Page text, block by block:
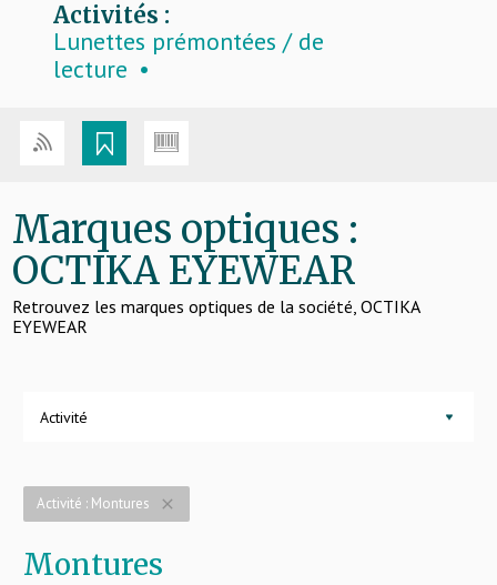
Activités :
Lunettes prémontées / de
lecture
Marques optiques :
OCTIKA EYEWEAR
Retrouvez les marques optiques de la société, OCTIKA
EYEWEAR
Activité
Activité : Montures close
Montures